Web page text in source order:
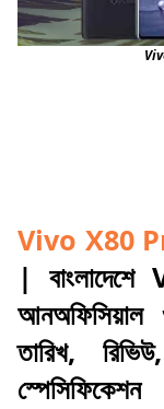
Vivo X80
|
আনঅফিসিয়াল
তারিখ,
স্পেসিফিকেশন